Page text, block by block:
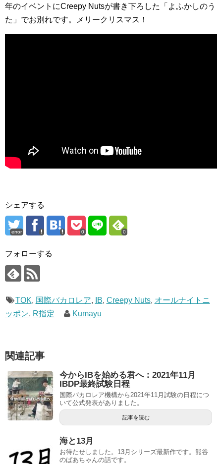
年のイベントにCreepy Nutsが書き下ろした「よふかしのう
た」でお別れです。メリークリスマス！
シェアする
error 0 0
フォローする
TOK, 国際バカロレア, IB, Creepy Nuts, オールナイトニ
ッポン, R指定 Kumayu
関連記事
今からIBを始める君へ：2021年11月
IBDP最終試験日程
国際バカロレア機構から2021年11月試験の日程につ
いて公式発表がありました。
記事を読む
海と13月
お待たせしました。13月シリーズ最新作です。熊谷
のばあちゃんの話です。